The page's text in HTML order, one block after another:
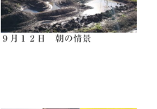
９月１２日 朝の情景